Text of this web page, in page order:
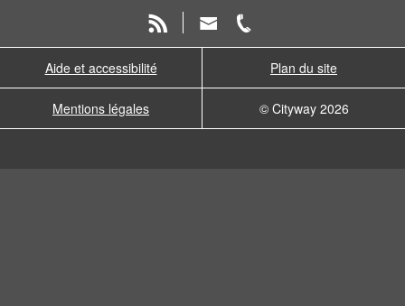
Aide et accessibilité Plan du site
Mentions légales © Cityway 2026